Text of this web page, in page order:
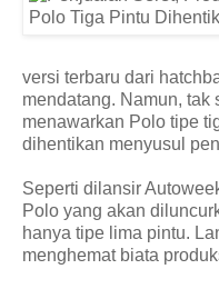
versi terbaru dari
mendatang. Namun, tak
menawarkan Polo tipe
dihentikan menyusul
Seperti dilansir
Polo yang akan
hanya tipe lima pintu.
menghemat biata